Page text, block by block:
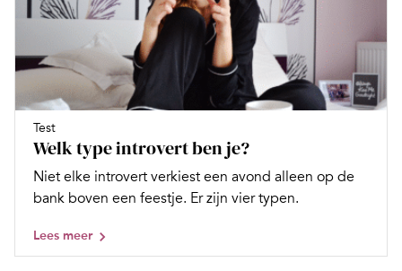
Test
Welk type introvert ben je?
Niet elke introvert verkiest een avond alleen op de
bank boven een feestje. Er zijn vier typen.
Lees meer